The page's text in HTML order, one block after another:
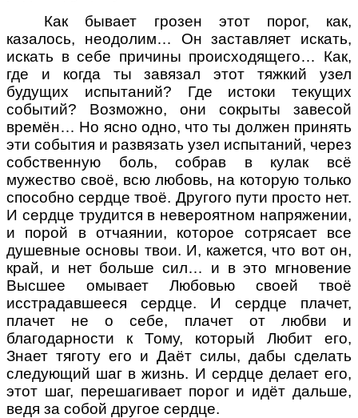
Как бывает грозен этот порог, как,
казалось, неодолим… Он заставляет искать,
искать в себе причины происходящего… Как,
где и когда ты завязал этот тяжкий узел
будущих испытаний? Где истоки текущих
событий? Возможно, они сокрыты завесой
времён… Но ясно одно, что ты должен принять
эти события и развязать узел испытаний, через
собственную боль, собрав в кулак всё
мужество своё, всю любовь, на которую только
способно сердце твоё. Другого пути просто нет.
И сердце трудится в невероятном напряжении,
и порой в отчаянии, которое сотрясает все
душевные основы твои. И, кажется, что вот он,
край, и нет больше сил… и в это мгновение
Высшее омывает Любовью своей твоё
исстрадавшееся сердце. И сердце плачет,
плачет не о себе, плачет от любви и
благодарности к Тому, который Любит его,
Знает тяготу его и Даёт силы, дабы сделать
следующий шаг в жизнь. И сердце делает его,
этот шаг, перешагивает порог и идёт дальше,
ведя за собой другое сердце.